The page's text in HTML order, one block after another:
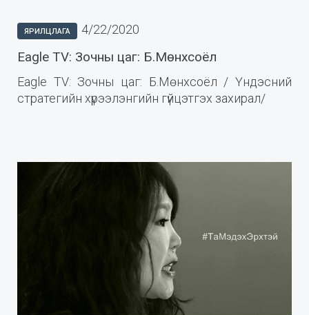
ЯРИЛЦЛАГА 4/22/2020
Eagle TV: Зочны цаг: Б.Мөнхсоёл
Eagle TV: Зочны цаг: Б.Мөнхсоёл / Үндэсний
стратегийн хүрээлэнгийн гүйцэтгэх захирал/